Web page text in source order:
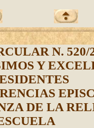
N. 520/
Y
DE LA